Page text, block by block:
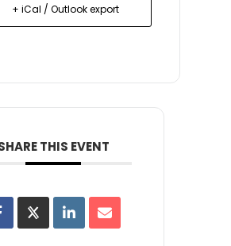
+ iCal / Outlook export
THIS EVENT